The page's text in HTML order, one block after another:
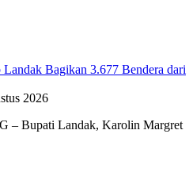
Bagikan 3.677 Bendera dari
2026
– Bupati Landak, Karolin Margret